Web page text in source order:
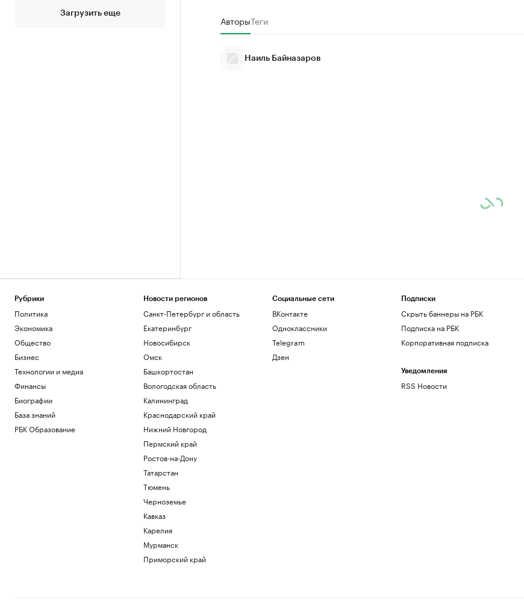
Загрузить еще
АвторыТеги
Наиль Байназаров
Рубрики
Политика
Экономика
Общество
Бизнес
Технологии и медиа
Финансы
Биографии
База знаний
РБК Образование
Новости регионов
Санкт-Петербург и область
Екатеринбург
Новосибирск
Омск
Башкортостан
Вологодская область
Калининград
Краснодарский край
Нижний Новгород
Пермский край
Ростов-на-Дону
Татарстан
Тюмень
Черноземье
Кавказ
Карелия
Мурманск
Приморский край
Социальные сети
ВКонтакте
Одноклассники
Telegram
Дзен
Подписки
Скрыть баннеры на РБК
Подписка на РБК
Корпоративная подписка
Уведомления
RSS Новости